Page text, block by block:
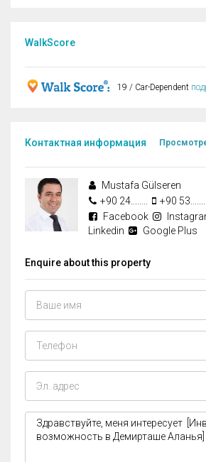
WalkScore
19 / Car-Dependent
Контактная информация
Mustafa Gülseren
+90 24........
+90 53........
Facebook
Linkedin
Google Plus
Enquire about this property